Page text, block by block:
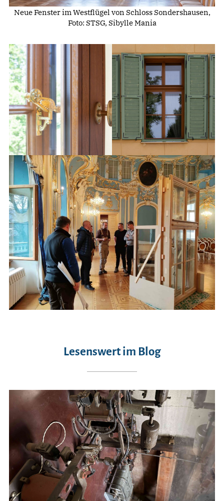
Neue Fenster im Westflügel von Schloss Sondershausen,
Foto: STSG, Sibylle Mania
Lesenswert im Blog